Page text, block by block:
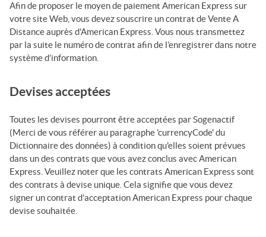
Afin de proposer le moyen de paiement American Express sur
votre site Web, vous devez souscrire un contrat de Vente A
Distance auprès d'American Express. Vous nous transmettez
par la suite le numéro de contrat afin de l’enregistrer dans notre
système d’information.
Devises acceptées
Toutes les devises pourront être acceptées parSogenactif
(Merci de vous référer au paragraphe 'currencyCode' du
Dictionnaire des données) à condition qu'elles soient prévues
dans un des contrats que vous avez conclus avec American
Express. Veuillez noter que les contrats American Express sont
des contrats à devise unique. Cela signifie que vous devez
signer un contrat d’acceptation American Express pour chaque
devise souhaitée.